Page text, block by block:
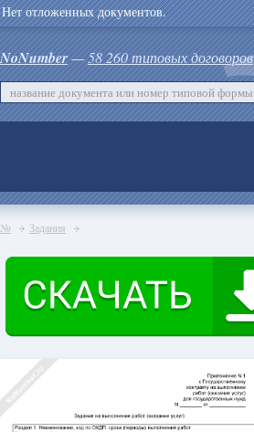
Нет отложенных документов.
NoNumber—58 260 типовых договоров
№ Задания